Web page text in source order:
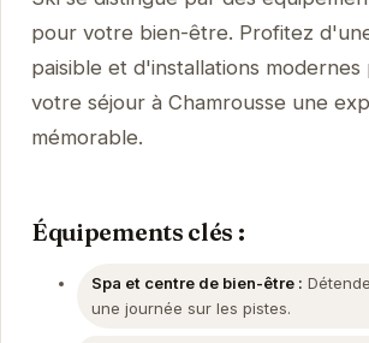
pour votre bien-être. Profitez
paisible et d'installations
votre séjour à Chamrousse une
mémorable.
Équipements clés :
Spa et centre de bien-être :
une journée sur les pistes.